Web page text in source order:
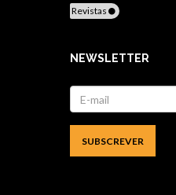
Revistas
NEWSLETTER